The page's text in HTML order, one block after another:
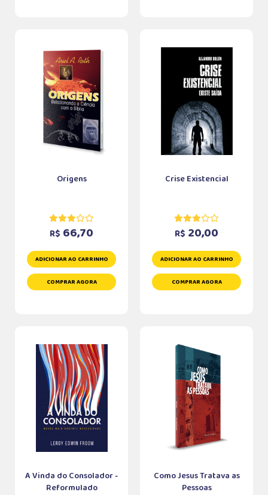
Origens
R$ 66,70
ADICIONAR AO CARRINHO
COMPRAR AGORA
Crise Existencial
R$ 20,00
ADICIONAR AO CARRINHO
COMPRAR AGORA
A Vinda do Consolador -
Reformulado
Como Jesus Tratava as
Pessoas